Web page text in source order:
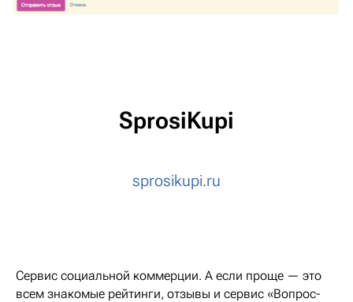
SprosiKupi
sprosikupi.ru
Cервис социальной коммерции. А если проще — это
всем знакомые рейтинги, отзывы и сервис «Вопрос-